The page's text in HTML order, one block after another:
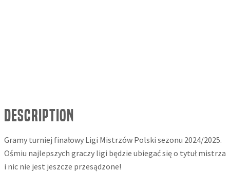
Description
Gramy turniej finałowy Ligi Mistrzów Polski sezonu 2024/2025.
Ośmiu najlepszych graczy ligi będzie ubiegać się o tytuł mistrza
i nic nie jest jeszcze przesądzone!